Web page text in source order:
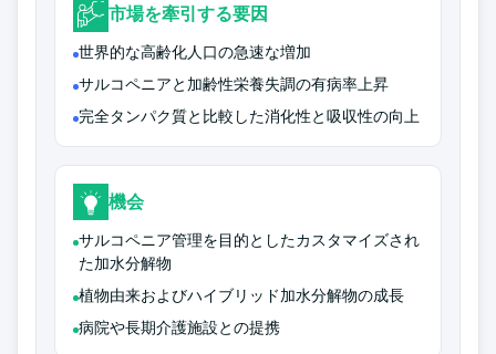
市場を牽引する要因
世界的な高齢化人口の急速な増加
サルコペニアと加齢性栄養失調の有病率上昇
完全タンパク質と比較した消化性と吸収性の向上
機会
サルコペニア管理を目的としたカスタマイズされ
た加水分解物
植物由来およびハイブリッド加水分解物の成長
病院や長期介護施設との提携